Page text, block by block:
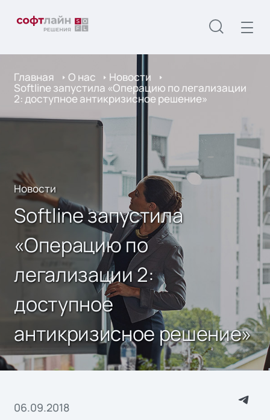
Главная О нас Новости
Softline запустила «Операцию по легализации
2: доступное антикризисное решение»
Новости
Softline запустила
«Операцию по
легализации 2:
доступное
антикризисное решение»
06.09.2018